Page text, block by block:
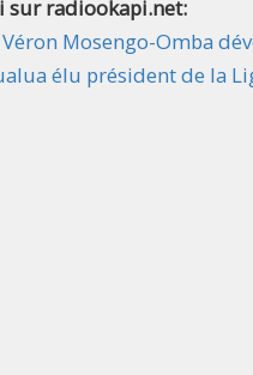
sur radiookapi.net:
: Véron Mosengo-Omba
élu président de la